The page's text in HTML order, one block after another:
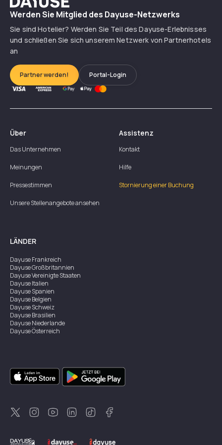
Werden Sie Mitglied des Dayuse-Netzwerks
Sie sind Hotelier? Werden Sie Teil des Dayuse-Erlebnisses
und schließen Sie sich unserem Netzwerk von Partnerhotels
an
Partner werden! Portal-Login
Über
Das Unternehmen
Meinungen
Pressestimmen
Unsere Stellenangebote ansehen
Assistenz
Kontakt
Hilfe
Stornierung einer Buchung
LÄNDER
DayuseFrankreich
DayuseGroßbritannien
DayuseVereinigte Staaten
DayuseItalien
DayuseSpanien
DayuseBelgien
DayuseSchweiz
DayuseBrasilien
DayuseNiederlande
DayuseÖsterreich
DayuseSingapur
DayuseZweden
DayuseThailand
DayuseNeuseeland
DayuseTürkei